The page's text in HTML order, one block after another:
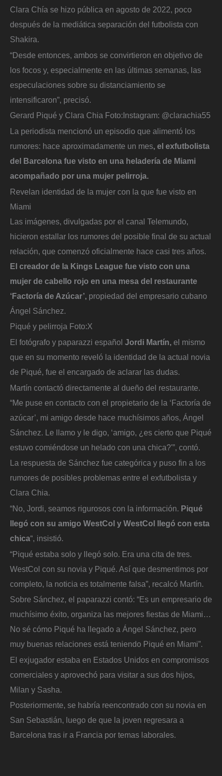
Clara Chía se hizo pública en agosto de 2022, poco
después de la mediática separación del futbolista con
Shakira.
“Desde entonces, ambos se convirtieron en objetivo de
los focos y, especialmente en las últimas semanas, las
especulaciones sobre su distanciamiento se
intensificaron”, precisó.
Gerard Piqué y Clara Chia Foto: Instagram: @clarachia55
La periodista mencionó un episodio que alimentó los
rumores: hace aproximadamente un mes, el exfutbolista
del Barcelona fue visto en una heladería de Miami
acompañado por una mujer pelirroja.
Revelan identidad de la mujer con la que fue visto en
Miami
Las imágenes, divulgadas por el canal Telemundo,
hicieron estallar los rumores del posible final de su actual
relación, que comenzó oficialmente hace casi tres años.
El creador de la Kings League fue visto con una
mujer de cabello rojo en una mesa del restaurante
‘Factoría de Azúcar’, propiedad del empresario cubano
Ángel Sánchez.
Piqué y pelirroja Foto:X
El fotógrafo y paparazzi español Jordi Martín, el mismo
que en su momento reveló la identidad de la actual novia
de Piqué, fue el encargado de aclarar las dudas.
Martín contactó directamente al dueño del restaurante.
“Me puse en contacto con el propietario de la ‘Factoría de
azúcar’, mi amigo desde hace muchísimos años, Ángel
Sánchez. Le llamo y le digo, ‘amigo, ¿es cierto que Piqué
estuvo comiéndose un helado con una chica?'”, contó.
La respuesta de Sánchez fue categórica y puso fin a los
rumores de posibles problemas entre el exfutbolista y
Clara Chia.
“No, Jordi, seamos rigurosos con la información. Piqué
llegó con su amigo WestCol y WestCol llegó con esta
chica“, insistió.
“Piqué estaba solo y llegó solo. Era una cita de tres.
WestCol con su novia y Piqué. Así que desmentimos por
completo, la noticia es totalmente falsa”, recalcó Martín.
Sobre Sánchez, el paparazzi contó: “Es un empresario de
muchísimo éxito, organiza las mejores fiestas de Miami…
No sé cómo Piqué ha llegado a Ángel Sánchez, pero
muy buenas relaciones está teniendo Piqué en Miami”.
El exjugador estaba en Estados Unidos en compromisos
comerciales y aprovechó para visitar a sus dos hijos,
Milan y Sasha.
Posteriormente, se habría reencontrado con su novia en
San Sebastián, luego de que la joven regresara a
Barcelona tras ir a Francia por temas laborales.